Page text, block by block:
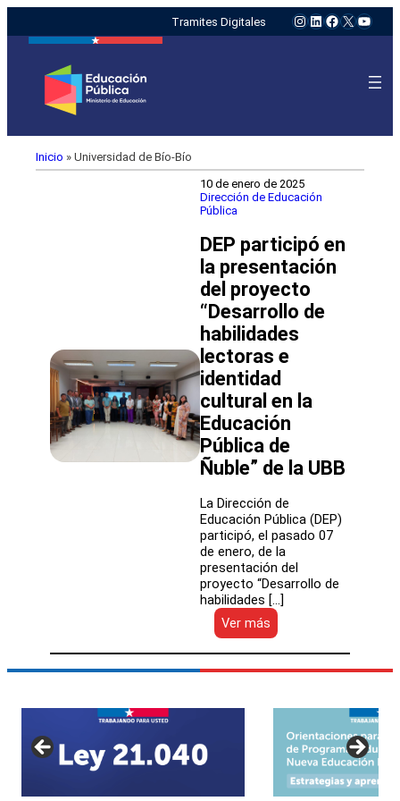
Tramites Digitales Instagram
LinkedIn
Facebook
X
Inicio » Universidad de Bío-Bío
10 de enero de 2025
Dirección de Educación
Pública
DEP participó en
la presentación
del proyecto
“Desarrollo de
habilidades
lectoras e
identidad
cultural en la
Educación
Pública de
Ñuble” de la UBB
La Dirección de
Educación Pública (DEP)
participó, el pasado 07
de enero, de la
presentación del
proyecto “Desarrollo de
habilidades […]
Ver más
DEP
participó
en
proyecto
“Desarrollo
habilidades